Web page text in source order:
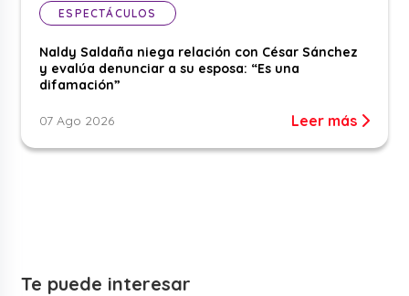
ESPECTÁCULOS
Naldy Saldaña niega relación con César Sánchez
y evalúa denunciar a su esposa: “Es una
difamación”
07 Ago 2026 Leer más
Te puede interesar